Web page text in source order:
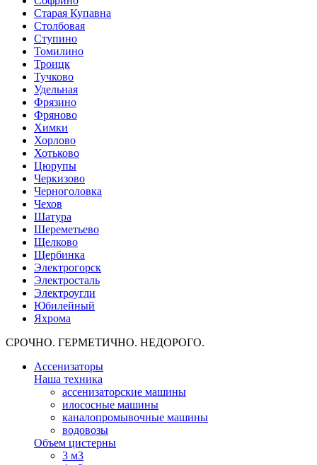
Старая Купавна
Столбовая
Ступино
Томилино
Троицк
Тучково
Удельная
Фрязино
Фряново
Химки
Хорлово
Хотьково
Цюрупы
Черкизово
Черноголовка
Чехов
Шатура
Шереметьево
Щелково
Щербинка
Электрогорск
Электросталь
Электроугли
Юбилейный
Яхрома
СРОЧНО. ГЕРМЕТИЧНО. НЕДОРОГО.
Ассенизаторы
Наша техника
ассенизаторские машины
илососные машины
каналопромывочные машины
водовозы
Объем цистерны
3 м3